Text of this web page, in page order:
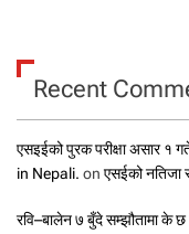
Recent
एसइईको पुरक परीक्षा असार
in Nepali. on एसईको नतिजा
रवि–बालेन ७ बुँदे सम्झौतामा